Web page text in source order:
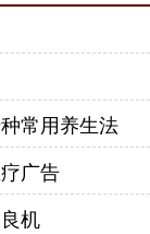
常用养生法
广告
机